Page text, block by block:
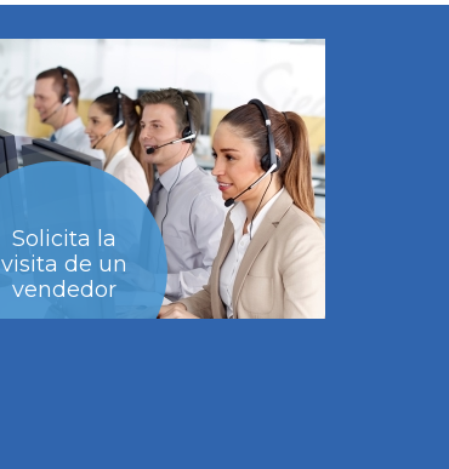
Solicita la
visita de un
vendedor